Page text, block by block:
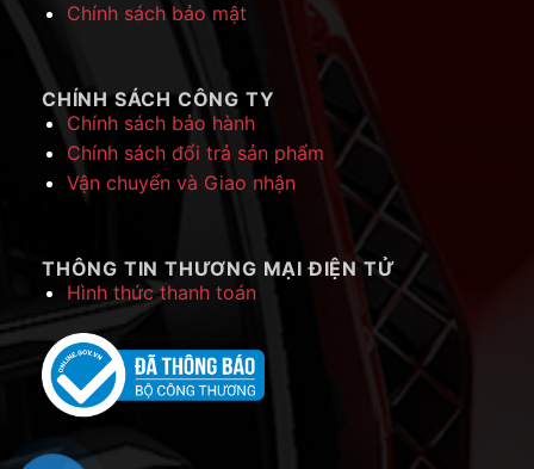
Chính sách bảo mật
CHÍNH SÁCH CÔNG TY
Chính sách bảo hành
Chính sách đổi trả sản phẩm
Vận chuyển và Giao nhận
THÔNG TIN THƯƠNG MẠI ĐIỆN TỬ
Hình thức thanh toán